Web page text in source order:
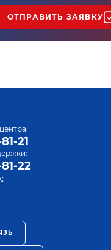
ОТПРАВИТЬ ЗАЯВКУ
21
22